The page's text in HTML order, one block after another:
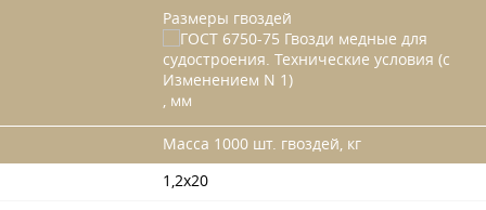
Размеры гвоздей
, мм
Масса 1000 шт. гвоздей, кг
1,2x20